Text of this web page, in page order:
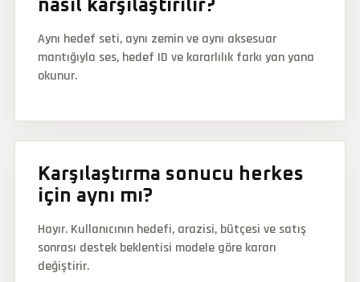
nasıl karşılaştırılır?
Aynı hedef seti, aynı zemin ve aynı aksesuar
mantığıyla ses, hedef ID ve kararlılık farkı yan yana
okunur.
Karşılaştırma sonucu herkes
için aynı mı?
Hayır. Kullanıcının hedefi, arazisi, bütçesi ve satış
sonrası destek beklentisi modele göre kararı
değiştirir.